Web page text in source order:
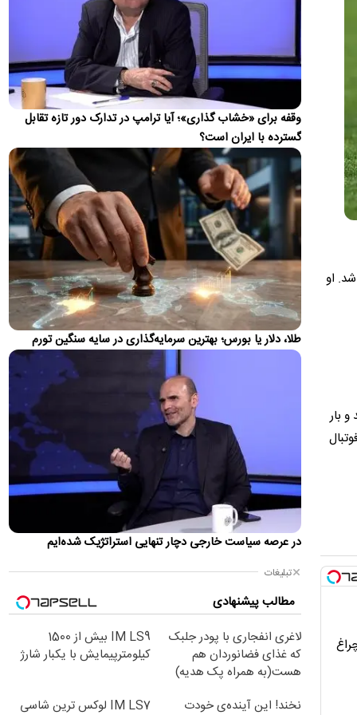
او
و بار
به‌دلیل فشارهایی که آورد و تحریم‌هایی که به‌کار بست، انتظار…
واکنش ترامپ به ادعاها درباره درگیری لفظی‌اش با
پیت هگست
ترامپ در واکنش به اخبار مبنی بر درگیری لفظی با پیت هگست
مدعی شد: این شایعه توسط "واشنگتن کامپوست" (The
Washington…
زلزله ۴ ریشتری بندرلنگه را لرزاند
زمین‌لرزه‌ای به بزرگی ۴ ریشتر حوالی بندر لنگه را در غرب هرمزگان
لرزاند.
واکنش محمدباقر خرازی به بیانیه دفتر رهبری
محمدباقر خرازی به بیانیه تکذیبیه دفتر رهبری واکنش نشان داد.
جزئیات متن اولیۀ طرح راهبردی مدیریت تنگه هرمز
منتشر شد
عضو هیئت‌رئیسه مجلس گفت: متن اولیۀ طرح «اقدام راهبردی
تأمین امنیت و پیشرفت پایدار تنگۀ هرمز و خلیج‌فارس» در
کمیسیون…
پزشکیان: ۴۷ سال است می‌خواهیم درست کار کنیم،
می‌گویند الان وقتش نیست!
مسعود پزشکیان گفت: ۴۷ سال است می‌خواهیم درست کار کنیم،
می‌گویند الان وقتش نیست! ایران خودرو را واگذار کردیم و به
ضرغامی: تغییر ریل، عین بصیرت است/ فرصت
سوزی نکنیم
وزیر پیشین فرهنگ و ارشاد اسلامی نوشت: «تحولات امروز، فرصت
مناسبی برای حل بسیاری از معضلاتی‌ است که در گذشته، لاینحل
به…
جی‌دی ونس: مذاکره با ایران مانند قدم به جلو و
عقب است
دشواری هستند و یک سیستم چندپاره دارند؛ افرادی در سیستم…
حمایت ترامپ از جی دی ونس برای انتخابات ۲۰۲۸
خصوصی تصمیم گرفته است که ونس پس از او رهبری حزب
وقفه برای «خشاب گذاری»؛ آیا ترامپ در تدارک دور تازه تقابل
گسترده با ایران است؟
طلا، دلار یا بورس؛ بهترین سرمایه‌گذاری در سایه سنگین تورم
در عرصه سیاست خارجی دچار تنهایی استراتژیک شده‌ایم
تبلیغات
مطالب پیشنهادی
لاغری انفجاری با پودر جلبک
که غذای فضانوردان هم
هست(به همراه پک هدیه)
IM LS9 بیش از 1500
کیلومترپیمایش با یکبار شارژ
نخند! این آینده‌ی خودت
IM LS7 لوکس ترین شاسی